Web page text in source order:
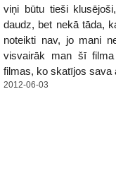
viņi būtu tieši
daudz, bet nekā tāda,
noteikti nav, jo mani
visvairāk man šī
filmas, ko skatījos sava
2012-06-03